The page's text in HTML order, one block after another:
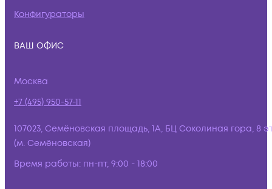
Конфигураторы
ВАШ ОФИС
Москва
+7 (495) 950-57-11
107023, Семёновская площадь, 1А, БЦ Соколиная гора, 8
(м. Семёновская)
Время работы: пн-пт, 9:00 - 18:00